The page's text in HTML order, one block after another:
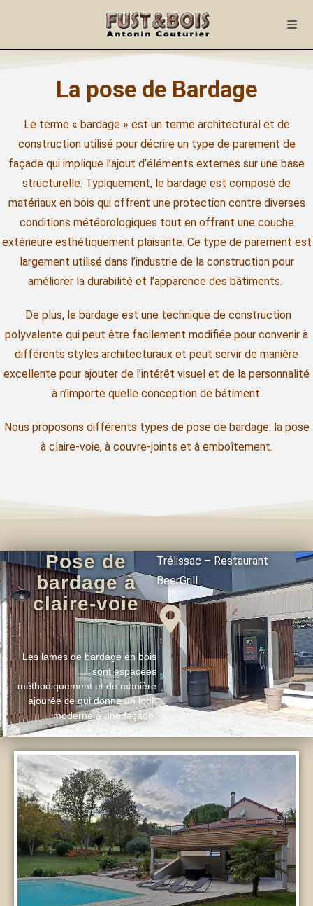
La pose de Bardage
Le terme « bardage » est un terme architectural et de
construction utilisé pour décrire un type de parement de
façade qui implique l’ajout d’éléments externes sur une base
structurelle. Typiquement, le bardage est composé de
matériaux en bois qui offrent une protection contre diverses
conditions météorologiques tout en offrant une couche
extérieure esthétiquement plaisante. Ce type de parement est
largement utilisé dans l’industrie de la construction pour
améliorer la durabilité et l’apparence des bâtiments.
De plus, le bardage est une technique de construction
polyvalente qui peut être facilement modifiée pour convenir à
différents styles architecturaux et peut servir de manière
excellente pour ajouter de l’intérêt visuel et de la personnalité
à n’importe quelle conception de bâtiment.
Nous proposons différents types de pose de bardage: la pose
à claire-voie, à couvre-joints et à emboîtement.
Trélissac – Restaurant
BeerGrill
Pose de
bardage à
claire-voie
Les lames de bardage en bois
sont espacées
méthodiquement et de manière
ajourée ce qui donne un look
moderne à une façade.